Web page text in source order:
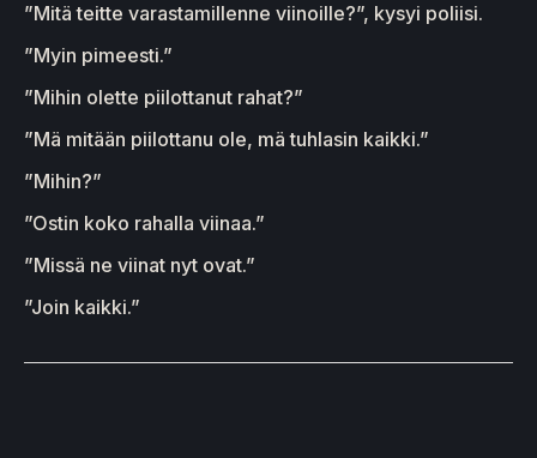
”Mitä teitte varastamillenne viinoille?”, kysyi poliisi.
”Myin pimeesti.”
”Mihin olette piilottanut rahat?”
”Mä mitään piilottanu ole, mä tuhlasin kaikki.”
”Mihin?”
”Ostin koko rahalla viinaa.”
”Missä ne viinat nyt ovat.”
”Join kaikki.”